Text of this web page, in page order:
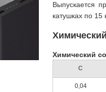
Выпускается
катушках по 15
Химический
C
0,04